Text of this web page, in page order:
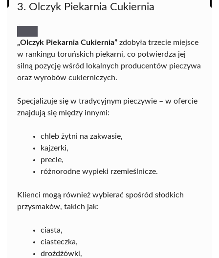
3. Olczyk Piekarnia Cukiernia
„Olczyk Piekarnia Cukiernia” zdobyła trzecie miejsce
w rankingu toruńskich piekarni, co potwierdza jej
silną pozycję wśród lokalnych producentów pieczywa
oraz wyrobów cukierniczych.
Specjalizuje się w tradycyjnym pieczywie – w ofercie
znajdują się między innymi:
chleb żytni na zakwasie,
kajzerki,
precle,
różnorodne wypieki rzemieślnicze.
Klienci mogą również wybierać spośród słodkich
przysmaków, takich jak:
ciasta,
ciasteczka,
drożdżówki,